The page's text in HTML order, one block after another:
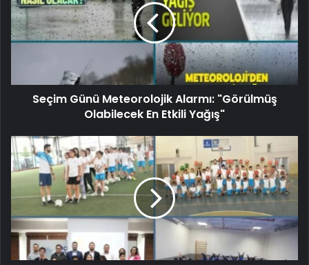
Seçim Günü Meteorolojik Alarmı: "Görülmüş
Olabilecek En Etkili Yağış"